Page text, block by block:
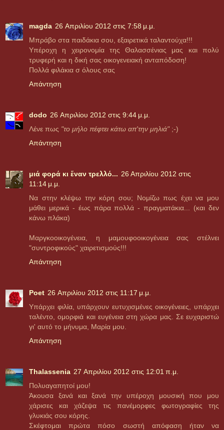
magda 26 Απριλίου 2012 στις 7:58 μ.μ.
Μπράβο στα παιδάκια σου, εξαιρετικά ταλαντούχα!!!
Υπέροχη η χειρονομία της Θαλασσένιας μας και πολύ
τρυφερή και η δική σας οικογενειακή ανταπόδοση!
Πολλά φιλάκια σ όλους σας
Απάντηση
dodo 26 Απριλίου 2012 στις 9:44 μ.μ.
Λένε πως "το μήλο πέφτει κάτω απ'την μηλιά";-)
Απάντηση
μιά φορά κι ἕναν τρελλό... 26 Απριλίου 2012 στις
11:14 μ.μ.
Να στην κλέψω την κόρη σου; Νομίζω πως έχει να μου
μάθει μερικά - έως πάρα πολλά - πραγματάκια... (και δεν
κάνω πλάκα)
Μαργκοοικογένεια, η μαμουφοοικογένεια σας στέλνει
"συντροφικούς" χαιρετισμούς!!!
Απάντηση
Poet 26 Απριλίου 2012 στις 11:17 μ.μ.
Υπάρχει φιλία, υπάρχουν ευτυχισμένες οικογένειες, υπάρχει
ταλέντο, ομορφιά και ευγένεια στη χώρα μας. Σε ευχαριστώ
γι' αυτό το μήνυμα, Μαρία μου.
Απάντηση
Thalassenia 27 Απριλίου 2012 στις 12:01 π.μ.
Πολυαγαπητοί μου!
Άκουσα ξανά και ξανά την υπέροχη μουσική που μου
χάρισες και χάζεψα τις πανέμορφες φωτογραφίες της
γλυκιάς σου κόρης.
Σκέφτομαι πρώτα πόσο σωστή απόφαση ήταν να